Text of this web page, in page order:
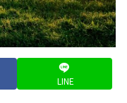
LINE